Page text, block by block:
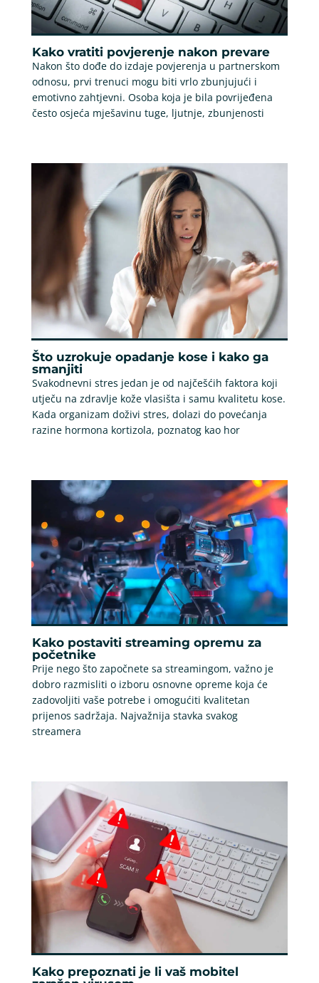
Kako vratiti povjerenje nakon prevare
Nakon što dođe do izdaje povjerenja u partnerskom
odnosu, prvi trenuci mogu biti vrlo zbunjujući i
emotivno zahtjevni. Osoba koja je bila povrijeđena
često osjeća mješavinu tuge, ljutnje, zbunjenosti
Što uzrokuje opadanje kose i kako ga
smanjiti
Svakodnevni stres jedan je od najčešćih faktora koji
utječu na zdravlje kože vlasišta i samu kvalitetu kose.
Kada organizam doživi stres, dolazi do povećanja
razine hormona kortizola, poznatog kao hor
Kako postaviti streaming opremu za
početnike
Prije nego što započnete sa streamingom, važno je
dobro razmisliti o izboru osnovne opreme koja će
zadovoljiti vaše potrebe i omogućiti kvalitetan
prijenos sadržaja. Najvažnija stavka svakog
streamera
Kako prepoznati je li vaš mobitel